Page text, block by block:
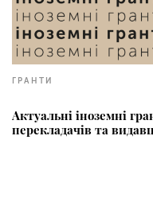
ГРАНТИ
Актуальні іноземні
перекладачів та